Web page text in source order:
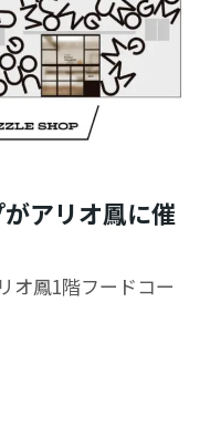
アリオ鳳に催
オ鳳1階フードコー